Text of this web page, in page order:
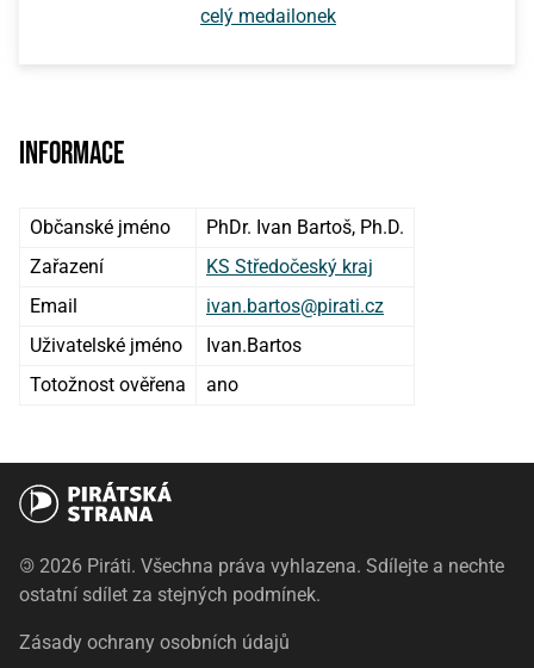
celý medailonek
Informace
Občanské jméno
PhDr. Ivan Bartoš, Ph.D.
Zařazení
KS Středočeský kraj
Email
ivan.bartos@pirati.cz
Uživatelské jméno
Ivan.Bartos
Totožnost ověřena
ano
© 2026 Piráti. Všechna práva vyhlazena. Sdílejte a nechte
ostatní sdílet za stejných podmínek.
Zásady ochrany osobních údajů